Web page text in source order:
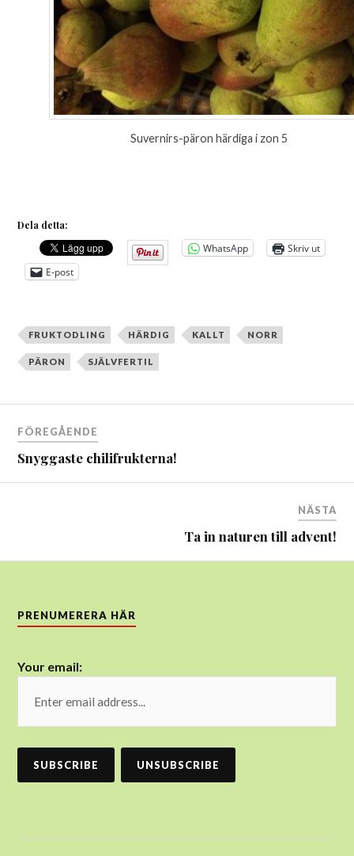
Suvernirs-päron härdiga i zon 5
Dela detta:
WhatsApp
Skriv ut
E-post
FRUKTODLING HÄRDIG KALLT NORR
PÄRON SJÄLVFERTIL
Inläggsnavigering
FÖREGÅENDE
Snyggaste chilifrukterna!
NÄSTA
Ta in naturen till advent!
PRENUMERERA HÄR
Your email: